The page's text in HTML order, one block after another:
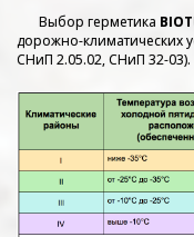
Выбор герметика
дорожно-климатических
СНиП 2.05.02, СНиП 32-03).